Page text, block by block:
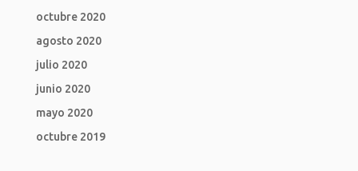
octubre 2020
agosto 2020
julio 2020
junio 2020
mayo 2020
octubre 2019